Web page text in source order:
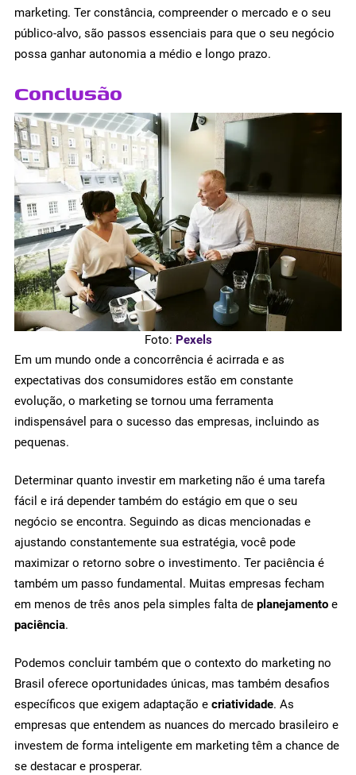
marketing. Ter constância, compreender o mercado e o seu
público-alvo, são passos essenciais para que o seu negócio
possa ganhar autonomia a médio e longo prazo.
Conclusão
Foto: Pexels
Em um mundo onde a concorrência é acirrada e as
expectativas dos consumidores estão em constante
evolução, o marketing se tornou uma ferramenta
indispensável para o sucesso das empresas, incluindo as
pequenas.
Determinar quanto investir em marketing não é uma tarefa
fácil e irá depender também do estágio em que o seu
negócio se encontra. Seguindo as dicas mencionadas e
ajustando constantemente sua estratégia, você pode
maximizar o retorno sobre o investimento. Ter paciência é
também um passo fundamental. Muitas empresas fecham
em menos de três anos pela simples falta de planejamento e
paciência.
Podemos concluir também que o contexto do marketing no
Brasil oferece oportunidades únicas, mas também desafios
específicos que exigem adaptação e criatividade. As
empresas que entendem as nuances do mercado brasileiro e
investem de forma inteligente em marketing têm a chance de
se destacar e prosperar.